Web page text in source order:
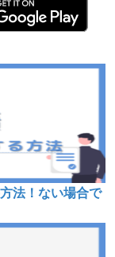
法！ない場合で